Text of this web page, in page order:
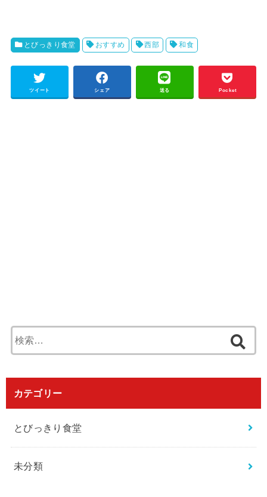
とびっきり食堂 おすすめ 西部 和食
ツイート シェア 送る Pocket
索
カテゴリー
とびっきり食堂
未分類